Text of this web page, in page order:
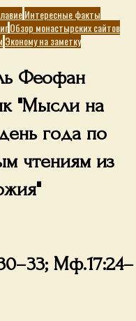
Интересные факты
Обзор монастырских сайтов
Эконому на заметку
Феофан
"Мысли на
года по
чтениям из
Мф.17:24–